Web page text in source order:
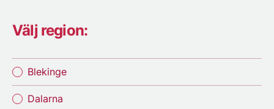
Välj region:
Blekinge
Dalarna